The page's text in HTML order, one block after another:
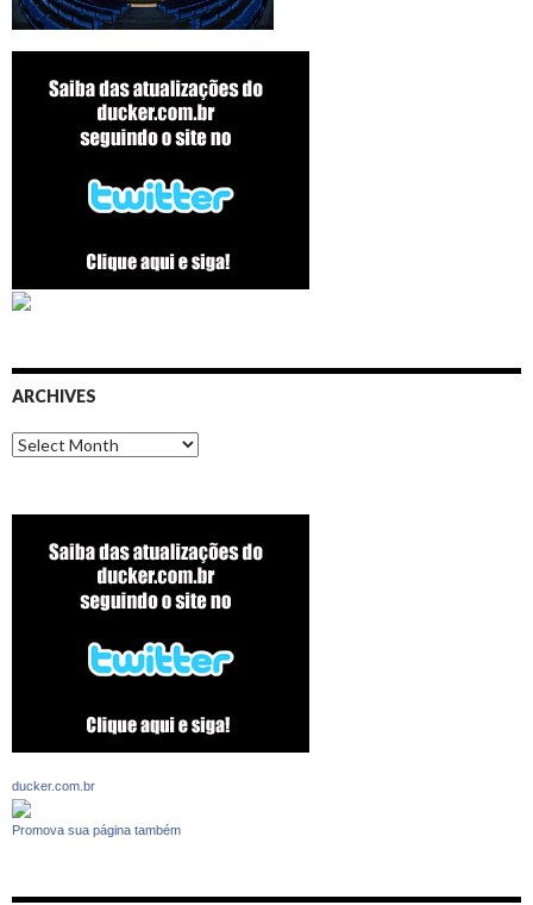
ARCHIVES
Archives
ducker.com.br
Promova sua página também